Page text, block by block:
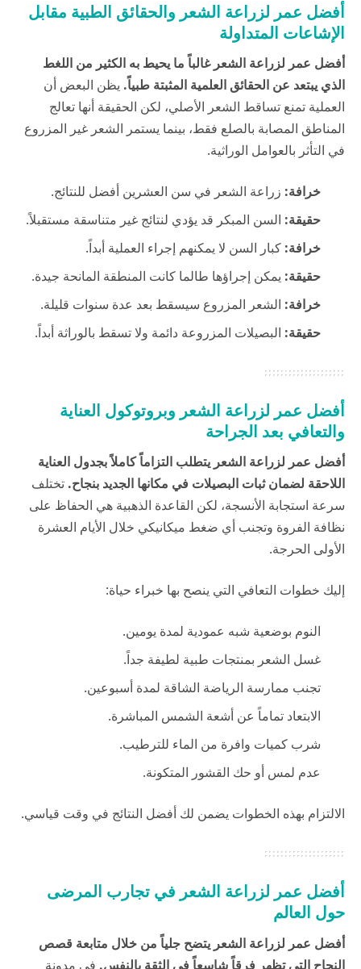
أفضل عمر لزراعة الشعر والحقائق الطبية مقابل
الإشاعات المتداولة
أفضل عمر لزراعة الشعر غالباً ما يحيط به الكثير من اللغط
الذي يبتعد عن الحقائق العلمية المثبتة طبياً. يظن البعض أن
العملية تمنع تساقط الشعر الأصلي، لكن الحقيقة أنها تعالج
المناطق المصابة بالصلع فقط، بينما يستمر الشعر غير المزروع
في التأثر بالعوامل الوراثية.
خرافة: زراعة الشعر في سن العشرين أفضل للنتائج.
حقيقة: السن المبكر قد يؤدي لنتائج غير متناسقة مستقبلاً.
خرافة: كبار السن لا يمكنهم إجراء العملية أبداً.
حقيقة: يمكن إجراؤها طالما كانت المنطقة المانحة جيدة.
خرافة: الشعر المزروع سيسقط بعد عدة سنوات قليلة.
حقيقة: البصيلات المزروعة دائمة ولا تسقط بالوراثة أبداً.
أفضل عمر لزراعة الشعر وبروتوكول العناية
والتعافي بعد الجراحة
أفضل عمر لزراعة الشعر يتطلب التزاماً كاملاً بجدول العناية
اللاحقة لضمان ثبات البصيلات في مكانها الجديد بنجاح. تختلف
سرعة استجابة الأنسجة، لكن القاعدة الذهبية هي الحفاظ على
نظافة الفروة وتجنب أي ضغط ميكانيكي خلال الأيام العشرة
الأولى الحرجة.
إليك خطوات التعافي التي ينصح بها خبراء حياة:
النوم بوضعية شبه عمودية لمدة يومين.
غسل الشعر بمنتجات طبية لطيفة جداً.
تجنب ممارسة الرياضة الشاقة لمدة أسبوعين.
الابتعاد تماماً عن أشعة الشمس المباشرة.
شرب كميات وافرة من الماء للترطيب.
عدم لمس أو حك القشور المتكونة.
الالتزام بهذه الخطوات يضمن لك أفضل النتائج في وقت قياسي.
أفضل عمر لزراعة الشعر في تجارب المرضى
حول العالم
أفضل عمر لزراعة الشعر يتضح جلياً من خلال متابعة قصص
النجاح التي تظهر فرقاً شاسعاً في الثقة بالنفس. في مدونة